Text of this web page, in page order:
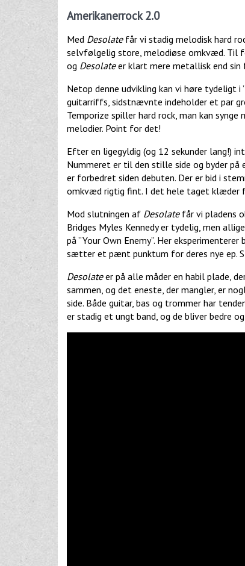
Amerikanerrock 2.0
Med Desolate får vi stadig melodisk hard
selvfølgelig store, melodiøse omkvæd. Til
og Desolateer klart mere metallisk end sin
Netop denne udvikling kan vi høre tydeligt
guitarriffs, sidstnævnte indeholder et par
Temporize spiller hard rock, man kan
melodier. Point for det!
Efter en ligegyldig (og 12 sekunder lang!)
Nummeret er til den stille side og byder
er forbedret siden debuten. Der er bid i
omkvæd rigtig fint. I det hele taget klæder
Mod slutningen af Desolate får vi pladens
Bridges Myles Kennedy er tydelig, men
på ”Your Own Enemy”. Her
sætter et pænt punktum for deres nye ep.
Desolateer på alle måder en habil plade,
sammen, og det eneste, der mangler, er
side. Både guitar, bas og trommer har
er stadig et ungt band, og de bliver bedre